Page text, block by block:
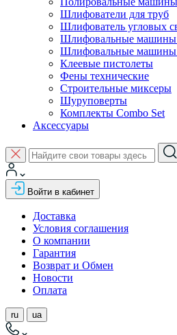
Шлифователи для труб
Шлифователь угловых
Шлифовальные машины
Шлифовальные машины
Клеевые пистолеты
Фены технические
Строительные миксеры
Шуруповерты
Комплекты Combo Set
Аксессуары
Войти в кабинет
Доставка
Условия соглашения
О компании
Гарантия
Возврат и Обмен
Новости
Оплата
ru ua